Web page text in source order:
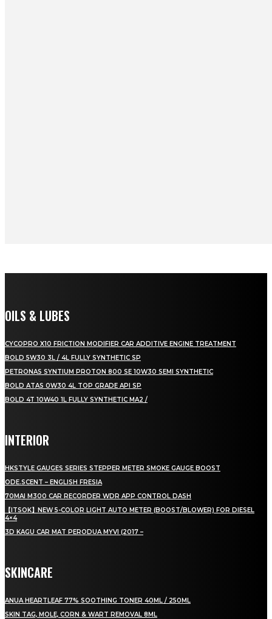
OILS & LUBES
CYCOPRO X10 FRICTION MODIFIER CAR ADDITIVE ENGINE TREATMENT
BOLD 5W30 3L / 4L FULLY SYNTHETIC SP
PETRONAS SYNTIUM PROTON 800 SE 10W30 SEMI SYNTHETIC
BOLD ATAS 0W30 4L TOP GRADE API SP
BOLD 4T 10W40 1L FULLY SYNTHETIC MA2 /
INTERIOR
HKSTYLE GAUGES SERIES STEPPER METER SMOKE GAUGE BOOST
ODE.SCENT – ENGLISH FRESIA
70MAI M300 CAR RECORDER WDR APP CONTROL DASH
【ITSOK】NEW 5-COLOR LIGHT AUTO METER (BOOST/BLOWER) FOR DIESEL
4×4
3D KAGU CAR MAT PERODUA MYVI (2017 –
SKINCARE
ANUA HEARTLEAF 77% SOOTHING TONER 40ML / 250ML
SKIN TAG, MOLE, CORN & WART REMOVAL 8ML